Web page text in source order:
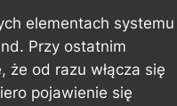
elementach systemu
Przy ostatnim
że od razu włącza się
pojawienie się